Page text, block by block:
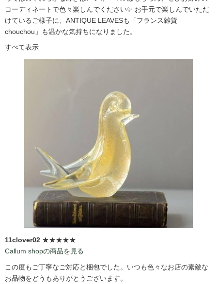
コーディネートで色々楽しんでください✨ お手元で楽しんでいただ
けているご様子に、ANTIQUE LEAVESも「フランス雑貨
chouchou」も温かな気持ちになりました。
すべて表示
11clover02 ★★★★★
Callum shopの商品を見る
この度もご丁寧なご対応と梱包でした。いつも色々なお店の素敵な
お品物をどうもありがとうございます。